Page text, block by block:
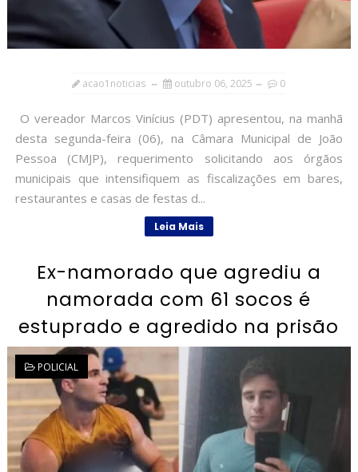
acao1noticias outubro 06, 2025 0
O vereador Marcos Vinícius (PDT) apresentou, na manhã
desta segunda-feira (06), na Câmara Municipal de João
Pessoa (CMJP), requerimento solicitando aos órgãos
municipais que intensifiquem as fiscalizações em bares,
restaurantes e casas de festas d...
Leia Mais
Ex-namorado que agrediu a
namorada com 61 socos é
estuprado e agredido na prisão
POLICIAL